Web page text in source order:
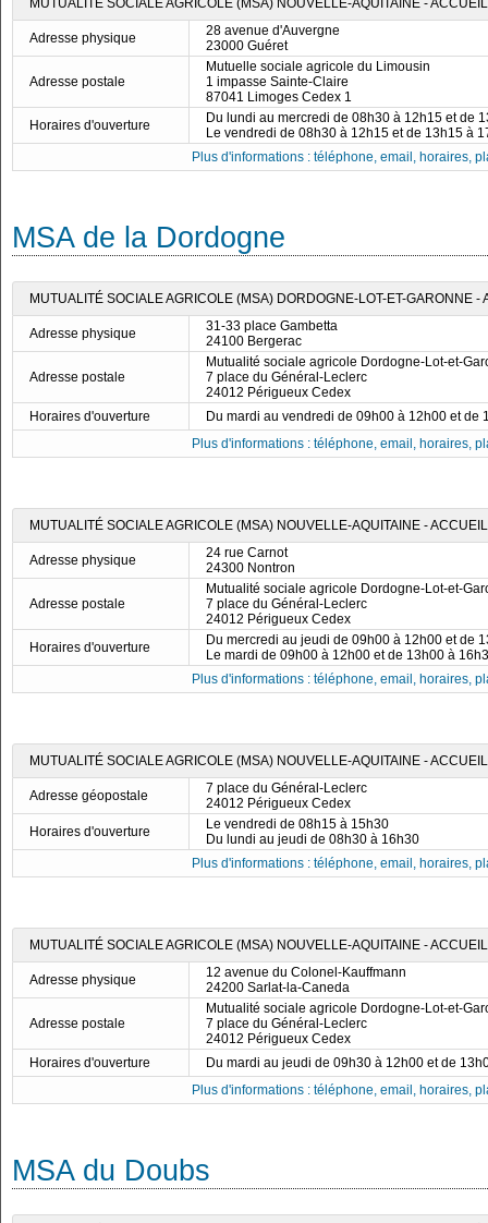
MUTUALITÉ SOCIALE AGRICOLE (MSA) NOUVELLE-AQUITAINE -
Adresse physique
28 avenue d'Auvergne
23000 Guéret
Adresse postale
Mutuelle sociale agricole du Limousin
1 impasse Sainte-Claire
87041 Limoges Cedex 1
Horaires d'ouverture
Du lundi au mercredi de 08h30 à 12h15 et de
Le vendredi de 08h30 à 12h15 et de 13h15 à
Plus d'informations : téléphone, email, horaires,
MSA de la Dordogne
MUTUALITÉ SOCIALE AGRICOLE (MSA) DORDOGNE-LOT-ET-GARONNE
Adresse physique
31-33 place Gambetta
24100 Bergerac
Adresse postale
Mutualité sociale agricole Dordogne-Lot-et-
7 place du Général-Leclerc
24012 Périgueux Cedex
Horaires d'ouverture
Du mardi au vendredi de 09h00 à 12h00 et de
Plus d'informations : téléphone, email, horaires,
MUTUALITÉ SOCIALE AGRICOLE (MSA) NOUVELLE-AQUITAINE -
Adresse physique
24 rue Carnot
24300 Nontron
Adresse postale
Mutualité sociale agricole Dordogne-Lot-et-
7 place du Général-Leclerc
24012 Périgueux Cedex
Horaires d'ouverture
Du mercredi au jeudi de 09h00 à 12h00 et de
Le mardi de 09h00 à 12h00 et de 13h00 à
Plus d'informations : téléphone, email, horaires,
MUTUALITÉ SOCIALE AGRICOLE (MSA) NOUVELLE-AQUITAINE -
Adresse géopostale
7 place du Général-Leclerc
24012 Périgueux Cedex
Horaires d'ouverture
Le vendredi de 08h15 à 15h30
Du lundi au jeudi de 08h30 à 16h30
Plus d'informations : téléphone, email, horaires,
MUTUALITÉ SOCIALE AGRICOLE (MSA) NOUVELLE-AQUITAINE -
Adresse physique
12 avenue du Colonel-Kauffmann
24200 Sarlat-la-Caneda
Adresse postale
Mutualité sociale agricole Dordogne-Lot-et-
7 place du Général-Leclerc
24012 Périgueux Cedex
Horaires d'ouverture
Du mardi au jeudi de 09h30 à 12h00 et de
Plus d'informations : téléphone, email, horaires,
MSA du Doubs